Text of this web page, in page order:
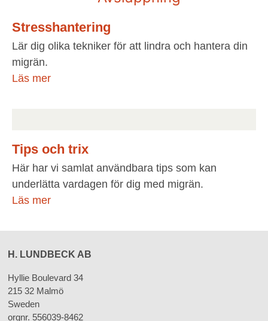
Stresshantering
Lär dig olika tekniker för att lindra och hantera din
migrän.
Läs mer
Tips och trix
Här har vi samlat användbara tips som kan
underlätta vardagen för dig med migrän.
Läs mer
H. LUNDBECK AB
Hyllie Boulevard 34
215 32 Malmö
Sweden
orgnr. 556039-8462